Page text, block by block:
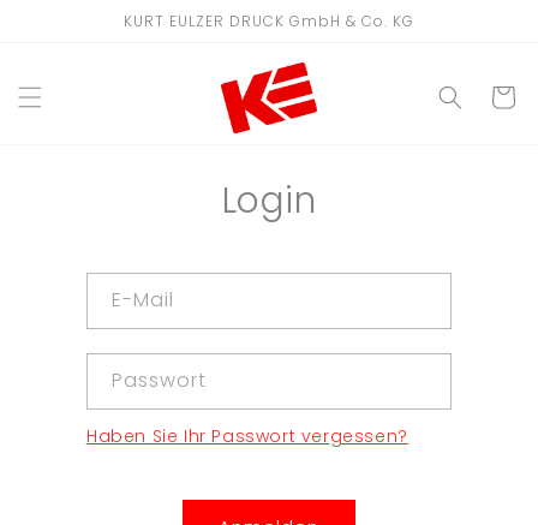
KURT EULZER DRUCK GmbH & Co. KG
Login
E-Mail
Passwort
Haben Sie Ihr Passwort vergessen?